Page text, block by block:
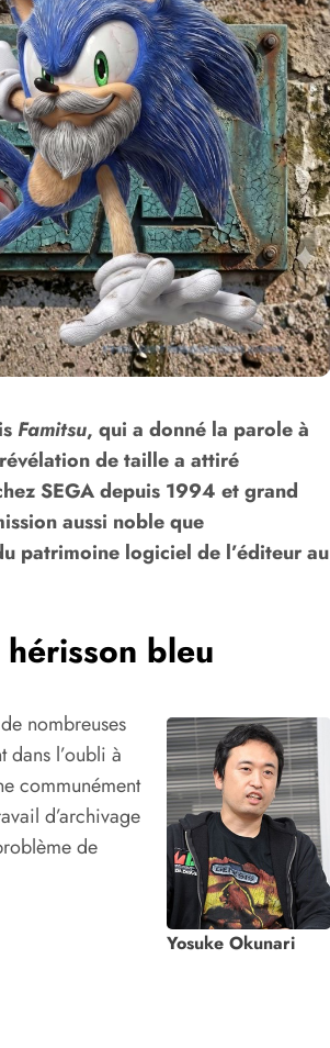
Famitsu, qui a donné la parole à
de taille a attiré
SEGA depuis 1994 et grand
aussi noble que
patrimoine logiciel de l’éditeur au
bleu
Yosuke Okunari
nombreuses
l’oubli à
communément
d’archivage
de